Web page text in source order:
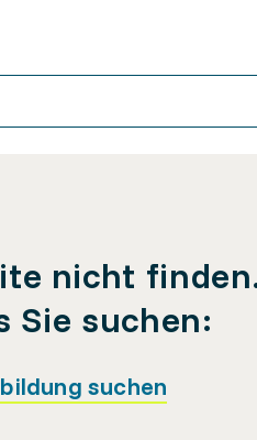
nicht
Sie suchen:
suchen